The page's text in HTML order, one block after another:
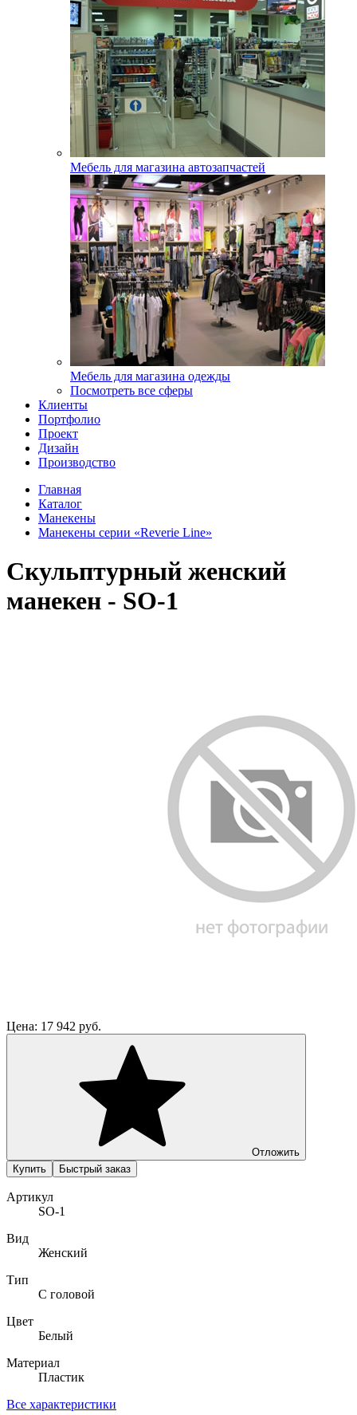
Мебель для магазина автозапчастей
Мебель для магазина одежды
Посмотреть все сферы
Клиенты
Портфолио
Проект
Дизайн
Производство
Главная
Каталог
Манекены
Манекены серии «Reverie Line»
Скульптурный женский
манекен - SO-1
Цена: 17 942 руб.
Отложить
Купить
Быстрый заказ
Артикул
SO-1
Вид
Женский
Тип
С головой
Цвет
Белый
Материал
Пластик
Все характеристики